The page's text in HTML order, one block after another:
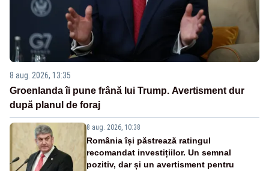
8 aug. 2026, 13:35
Groenlanda îi pune frână lui Trump. Avertisment dur
după planul de foraj
8 aug. 2026, 10:38
România își păstrează ratingul
recomandat investițiilor. Un semnal
pozitiv, dar și un avertisment pentru